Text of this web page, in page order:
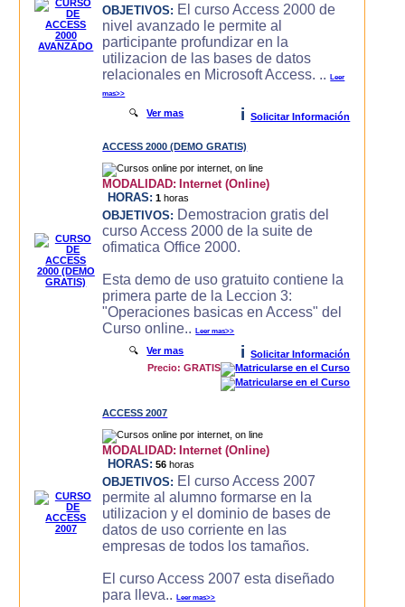
OBJETIVOS: El curso Access 2000 de
nivel avanzado le permite al
participante profundizar en la
utilizacion de las bases de datos
relacionales en Microsoft Access. ..Leer
mas>>
🔍Ver mas i Solicitar Información
ACCESS 2000 (DEMO GRATIS)
MODALIDAD: Internet (Online)
HORAS: 1 horas
OBJETIVOS: Demostracion gratis del
curso Access 2000 de la suite de
ofimatica Office 2000.
Esta demo de uso gratuito contiene la
primera parte de la Leccion 3:
"Operaciones basicas en Access" del
Curso online..Leer mas>>
🔍Ver mas i
Solicitar Información
Precio: GRATIS
ACCESS 2007
MODALIDAD: Internet (Online)
HORAS: 56 horas
OBJETIVOS: El curso Access 2007
permite al alumno formarse en la
utilizacion y el dominio de bases de
datos de uso corriente en las
empresas de todos los tamaños.
El curso Access 2007 esta diseñado
para lleva..Leer mas>>